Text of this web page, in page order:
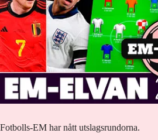
Fotbolls-EM har nått utslagsrundorna.